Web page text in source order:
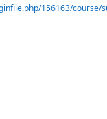
156163/course/